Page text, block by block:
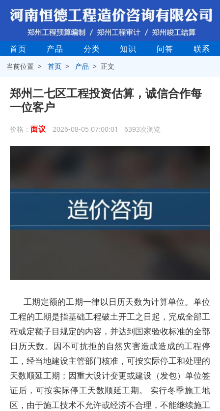
首页 产品 分类 知识 问答 联系
当前位置 >首页 > 产品 > 正文
郑州二七区工程投资估算，诚信合作每
一位客户
价格： 面议 2026-08-05 07:00:01 6393次浏览
工期定额的工期一律以日历天数为计算单位。单位
工程的工期是指基础工程破土开工之日起，完成全部工
程或定额子目规定的内容，并达到国家验收标准的全部
日历天数。因不可抗拒的自然灾害造成造成的工程停
工，经当地建设主管部门核准，可按实际停工和处理的
天数顺延工期；因重大设计变更或建设（发包）单位签
证后，可按实际停工天数顺延工期。 实行冬季施工地
区，由于施工技术不允许或经济不合理，不能继续施工